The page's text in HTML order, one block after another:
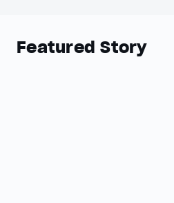
Featured Story